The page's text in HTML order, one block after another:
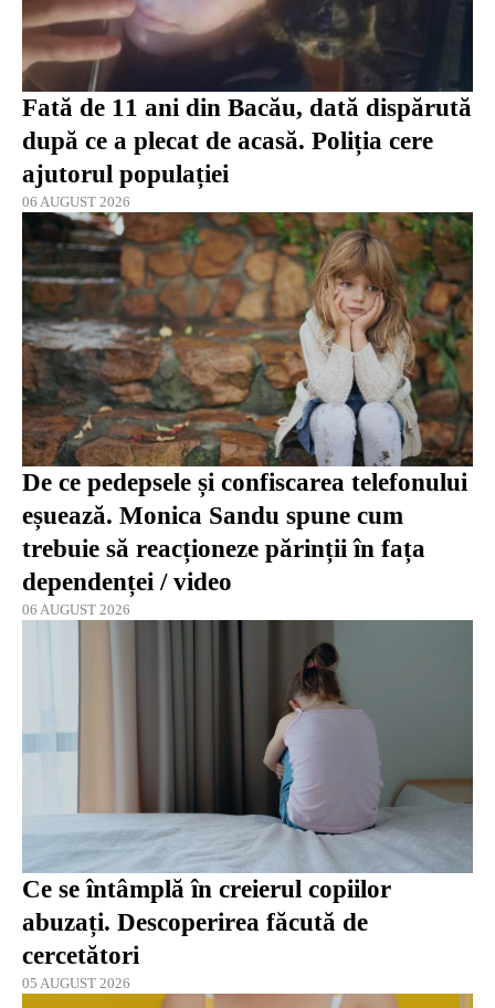
Fată de 11 ani din Bacău, dată dispărută
după ce a plecat de acasă. Poliția cere
ajutorul populației
06 AUGUST 2026
De ce pedepsele și confiscarea telefonului
eșuează. Monica Sandu spune cum
trebuie să reacționeze părinții în fața
dependenței / video
06 AUGUST 2026
Ce se întâmplă în creierul copiilor
abuzați. Descoperirea făcută de
cercetători
05 AUGUST 2026